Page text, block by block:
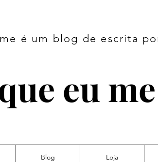
é um blog de escrita
eu
Blog Loja